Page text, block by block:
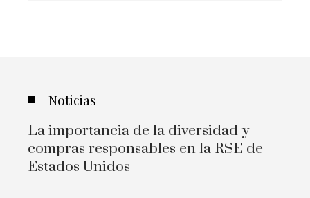
Noticias
La importancia de la diversidad y
compras responsables en la RSE de
Estados Unidos